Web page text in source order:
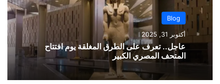
Blog
أكتوبر 31, 2025
عاجل.. تعرف على الطرق المغلقة يوم افتتاح
المتحف المصري الكبير